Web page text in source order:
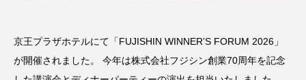
京王プラザホテルにて「FUJISHIN WINNER’S FORUM 2026」
が開催されました。 今年は株式会社フジシン創業70周年を記念